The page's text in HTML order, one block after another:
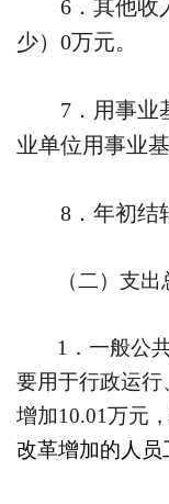
6 ．其他收
少） 0万元。
7 ．用事
业单位用事业
8 ．年初
（二）支
1 ．一般公
要用于行政运
增加10.01万元
改革增加的人员